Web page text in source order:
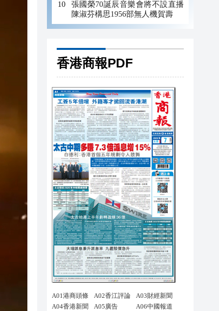
張國榮70誕辰音樂會將不設直播
陳淑芬構思1956部無人機賀壽
香港商報PDF